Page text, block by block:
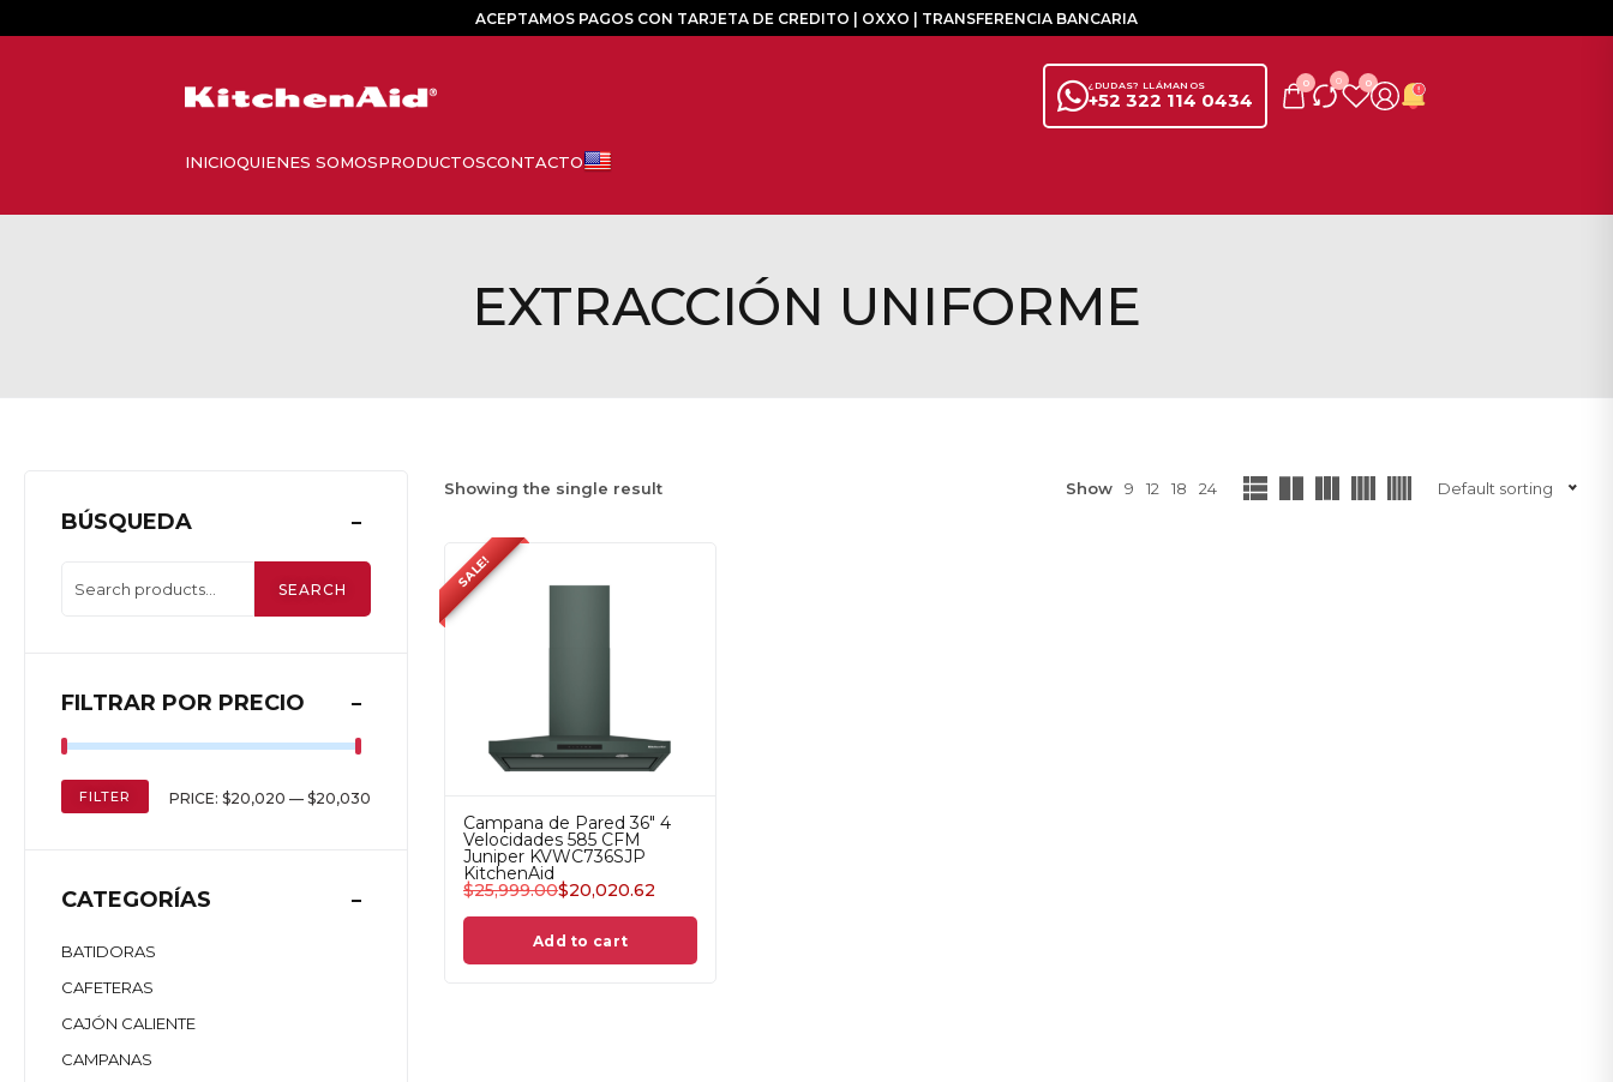
ACEPTAMOS PAGOS CON TARJETA DE CREDITO | OXXO | TRANSFERENCIA BANCARIA
+52 322 114 0434
¿DUDAS? LLÁMANOS 0 0 0
EXTRACCIÓN UNIFORME
BÚSQUEDA
SEARCH
FILTRAR POR PRECIO
FILTER PRICE: $20,020 — $20,030
CATEGORÍAS
BATIDORAS
CAFETERAS
CAJÓN CALIENTE
CAMPANAS
Showing the single result Show 9 12 18 24 Default sorting
SALE!
Campana de Pared 36" 4
Velocidades 585 CFM
Juniper KVWC736SJP
KitchenAid
$25,999.00$20,020.62
Add to cart